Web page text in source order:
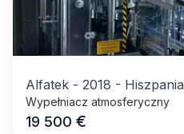
Alfatek - 2018 - Hiszpania
Wypełniacz atmosferyczny
19 500 €